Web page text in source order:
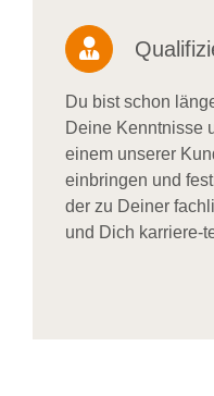
Du bist schon
Deine Kenntnisse
einem unserer
einbringen und
der zu Deiner
und Dich karriere-